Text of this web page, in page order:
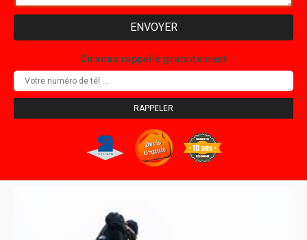
On vous rappelle gratuitement